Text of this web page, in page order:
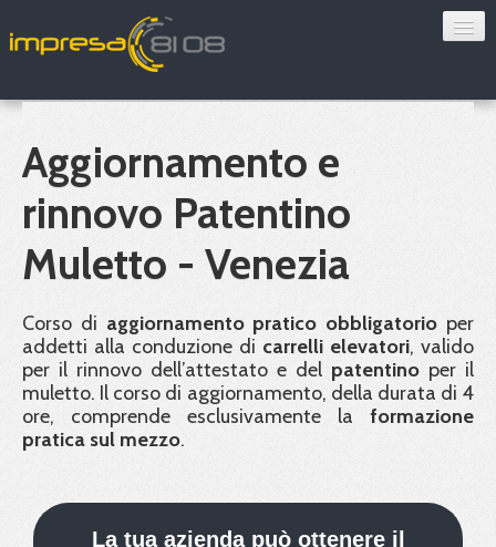
Sorveglianza sanitaria
Convenzioni
Blog
Chi siamo
Contatti
Verifica 8108
Aggiornamento e
rinnovo Patentino
Muletto - Venezia
Corso di aggiornamento pratico obbligatorio per
addetti alla conduzione di carrelli elevatori, valido
per il rinnovo dell’attestato e del patentino per il
muletto. Il corso di aggiornamento, della durata di 4
ore, comprende esclusivamente la formazione
pratica sul mezzo.
La tua azienda può ottenere il